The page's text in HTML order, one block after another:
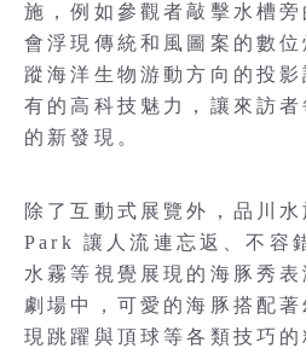
施，例如參觀者敲擊水槽
會浮現傳統和風圖案的數
蹤海洋生物游動方向的投
有的高科技魅力，讓來訪者
的新發現。
除了互動式展覽外，品川
Park 讓人流連忘返、不容
水霧等視覺展現的海豚秀
劇場中，可愛的海豚搭配
現跳躍與頂球等各類技巧